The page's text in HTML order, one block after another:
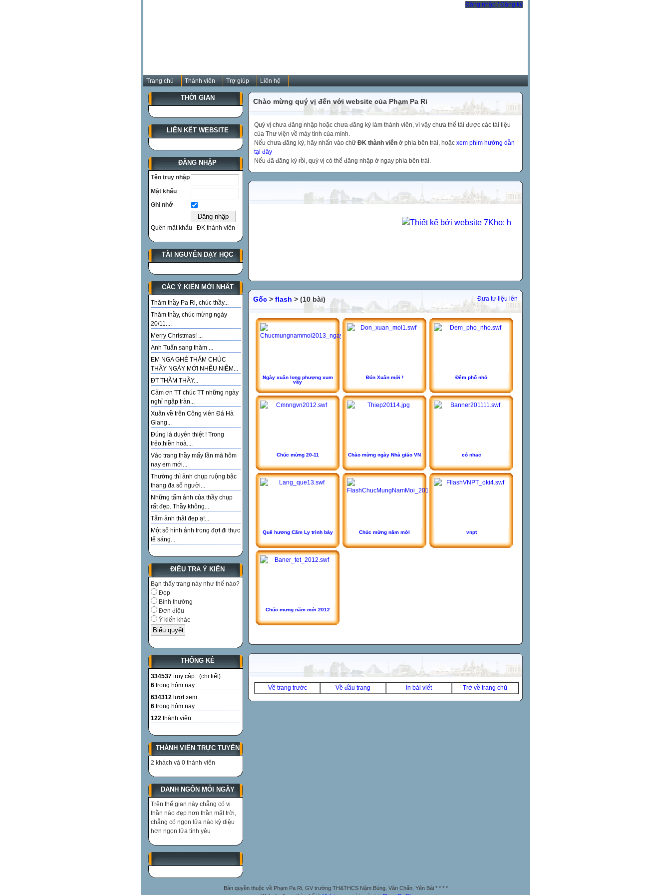
Đăng nhập / Đăng ký
Trang chủ Thành viên Trợ giúp Liên hệ
THỜI GIAN
LIÊN KẾT WEBSITE
ĐĂNG NHẬP
Tên truy nhập
Mật khẩu
Ghi nhớ
Quên mật khẩu ĐK thành viên
TÀI NGUYÊN DẠY HỌC
CÁC Ý KIẾN MỚI NHẤT
Thăm thầy Pa Ri, chúc thầy...
Thăm thầy, chúc mừng ngày
20/11....
Merry Christmas! ...
Anh Tuấn sang thăm ...
EM NGA GHÉ THĂM CHÚC
THẦY NGÀY MỚI NHỀU NIỀM...
ĐT THĂM THẦY...
Cảm ơn TT chúc TT những ngày
nghỉ ngập tràn...
Xuân về trên Công viên Đá Hà
Giang...
Đúng là duyên thiệt ! Trong
trẻo,hiền hoà....
Vào trang thầy mấy lần mà hôm
nay em mới...
Thường thì ảnh chụp ruộng bậc
thang đa số người...
Những tấm ảnh của thầy chụp
rất đẹp. Thầy không...
Tấm ảnh thật đẹp ạ!...
Một số hình ảnh trong đợt đi thực
tế sáng...
ĐIỀU TRA Ý KIẾN
Bạn thấy trang này như thế nào?
Đẹp
Bình thường
Đơn điệu
Ý kiến khác
THỐNG KÊ
334537 truy cập (chi tiết)
6 trong hôm nay
634312 lượt xem
6 trong hôm nay
122 thành viên
THÀNH VIÊN TRỰC TUYẾN
2 khách và 0 thành viên
DANH NGÔN MỖI NGÀY
Trên thế gian này chẳng có vị
thần nào đẹp hơn thần mặt trời,
chẳng có ngọn lửa nào kỳ diệu
hơn ngọn lửa tình yêu
Chào mừng quý vị đến với website của Phạm Pa Ri
Quý vị chưa đăng nhập hoặc chưa đăng ký làm thành viên, vì vậy chưa thể tải được các tài liệu
của Thư viện về máy tính của mình.
Nếu chưa đăng ký, hãy nhấn vào chữ ĐK thành viên ở phía bên trái, hoặc xem phim hướng dẫn
tại đây
Nếu đã đăng ký rồi, quý vị có thể đăng nhập ở ngay phía bên trái.
Đưa tư liệu lên
Gốc > flash > (10 bài)
Ngày xuân long phượng xum
vầy
Đón Xuân mới ! Đêm phố nhỏ
Chúc mừng 20-11 Chào mừng ngày Nhà giáo VN có nhac
Quê hương Cẩm Ly trình bày Chúc mừng năm mới vnpt
Chúc mưng năm mới 2012
Về trang trước Về đầu trang In bài viết Trở về trang chủ
Bản quyền thuộc về Phạm Pa Ri, GV trường TH&THCS Nậm Búng, Văn Chấn, Yên Bái * * * *